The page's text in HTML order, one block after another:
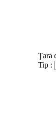
Ţara
Tip :